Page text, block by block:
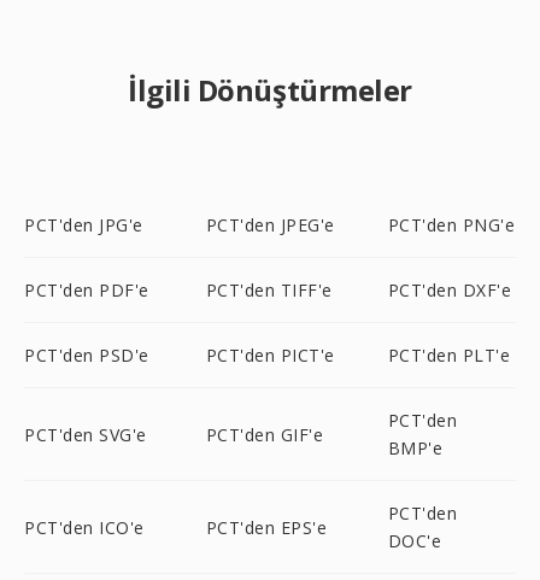
İlgili Dönüştürmeler
PCT'den JPG'e PCT'den JPEG'e PCT'den PNG'e
PCT'den PDF'e PCT'den TIFF'e PCT'den DXF'e
PCT'den PSD'e PCT'den PICT'e PCT'den PLT'e
PCT'den SVG'e PCT'den GIF'e
PCT'den
BMP'e
PCT'den ICO'e PCT'den EPS'e
PCT'den
DOC'e